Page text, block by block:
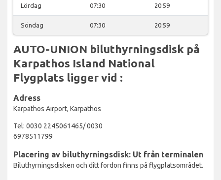
Lördag 07:30 20:59
Söndag 07:30 20:59
AUTO-UNION biluthyrningsdisk på
Karpathos Island National
Flygplats ligger vid :
Adress
Karpathos Airport, Karpathos
Tel: 0030 2245061465/ 0030
6978511799
Placering av biluthyrningsdisk: Ut från terminalen
Biluthyrningsdisken och ditt fordon finns på flygplatsområdet.